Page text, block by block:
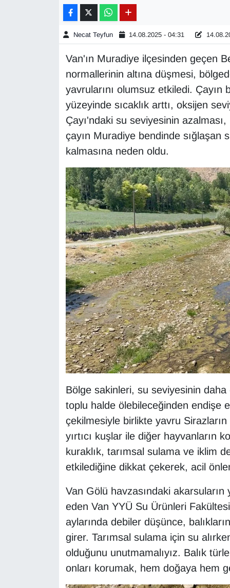
Necat Teyfun 14.08.2025 - 04:31
Van'ın Muradiye ilçesinden geçen
normallerinin altına düşmesi,
yavrularını olumsuz etkiledi.
yüzeyinde sıcaklık arttı, oksijen
Çayı'ndaki su seviyesinin
çayın Muradiye bendinde sığlaşan
kalmasına neden oldu.
Bölge sakinleri, su seviyesinin daha
toplu halde ölebileceğinden endişe
çekilmesiyle birlikte yavru Sirazların
yırtıcı kuşlar ile diğer hayvanların
kuraklık, tarımsal sulama ve iklim
etkilediğine dikkat çekerek, acil
Van Gölü havzasındaki akarsuların
eden Van YYÜ Su Ürünleri
aylarında debiler düşünce,
girer. Tarımsal sulama için su
olduğunu unutmamalıyız. Balık
onları korumak, hem doğaya hem
Gündem
HABERDE İNSAN
Kamu Alımları
Kim Kimdir?
Kültür & Sanat
MAGAZİN
ONE EKONOMİ
POLİTİKA
Resmi İlanlar
RÖPORTAJ
Sinema - TV
TEKNOLOJİ